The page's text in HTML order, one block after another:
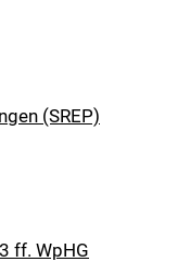
(SREP)
ff. WpHG